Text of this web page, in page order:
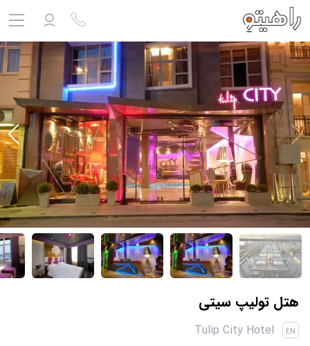
مشاهده پروفایل
خروج
ورود به حساب کاربری
حساب کاربری ندارید؟ثبت نامکنید
ثبت نام آژانس
بلیط هواپیما
تور
درباره ما
ارتباط با ما
هتل تولیپ سیتی
EN
Tulip City Hotel